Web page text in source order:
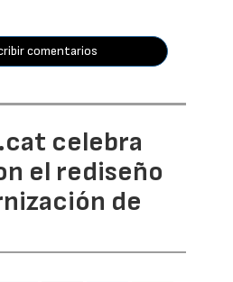
comentarios
celebra
el rediseño
de